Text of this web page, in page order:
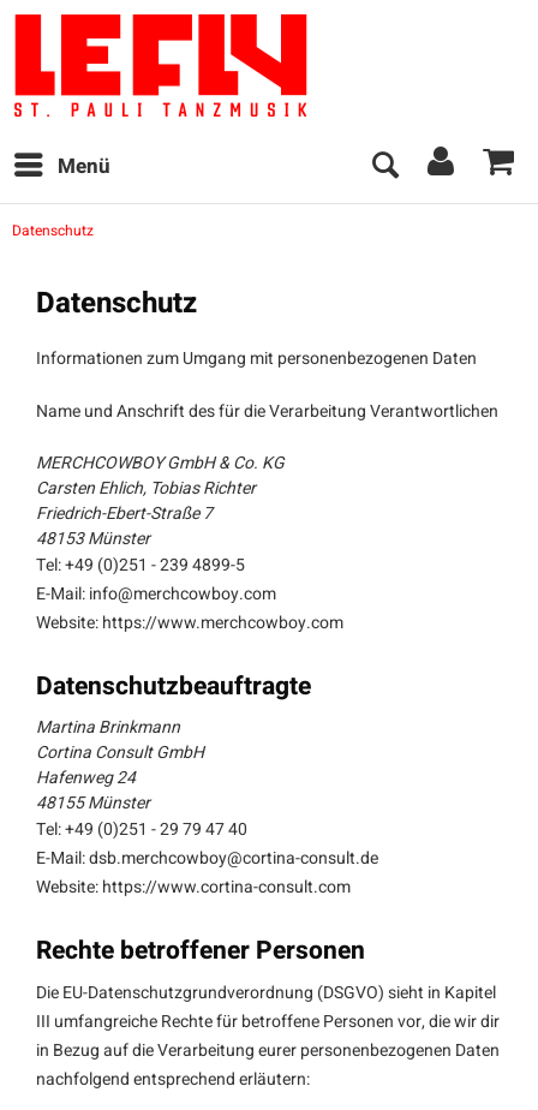
Menü
Datenschutz
Datenschutz
Informationen zum Umgang mit personenbezogenen Daten
Name und Anschrift des für die Verarbeitung Verantwortlichen
MERCHCOWBOY GmbH & Co. KG
Carsten Ehlich, Tobias Richter
Friedrich-Ebert-Straße 7
48153 Münster
Tel: +49 (0)251 - 239 4899-5
E-Mail:info@merchcowboy.com
Website: https://www.merchcowboy.com
Datenschutzbeauftragte
Martina Brinkmann
Cortina Consult GmbH
Hafenweg 24
48155 Münster
Tel: +49 (0)251 - 29 79 47 40
E-Mail:dsb.merchcowboy@cortina-consult.de
Website: https://www.cortina-consult.com
Rechte betroffener Personen
Die EU-Datenschutzgrundverordnung (DSGVO) sieht in Kapitel
III umfangreiche Rechte für betroffene Personen vor, die wir dir
in Bezug auf die Verarbeitung eurer personenbezogenen Daten
nachfolgend entsprechend erläutern: